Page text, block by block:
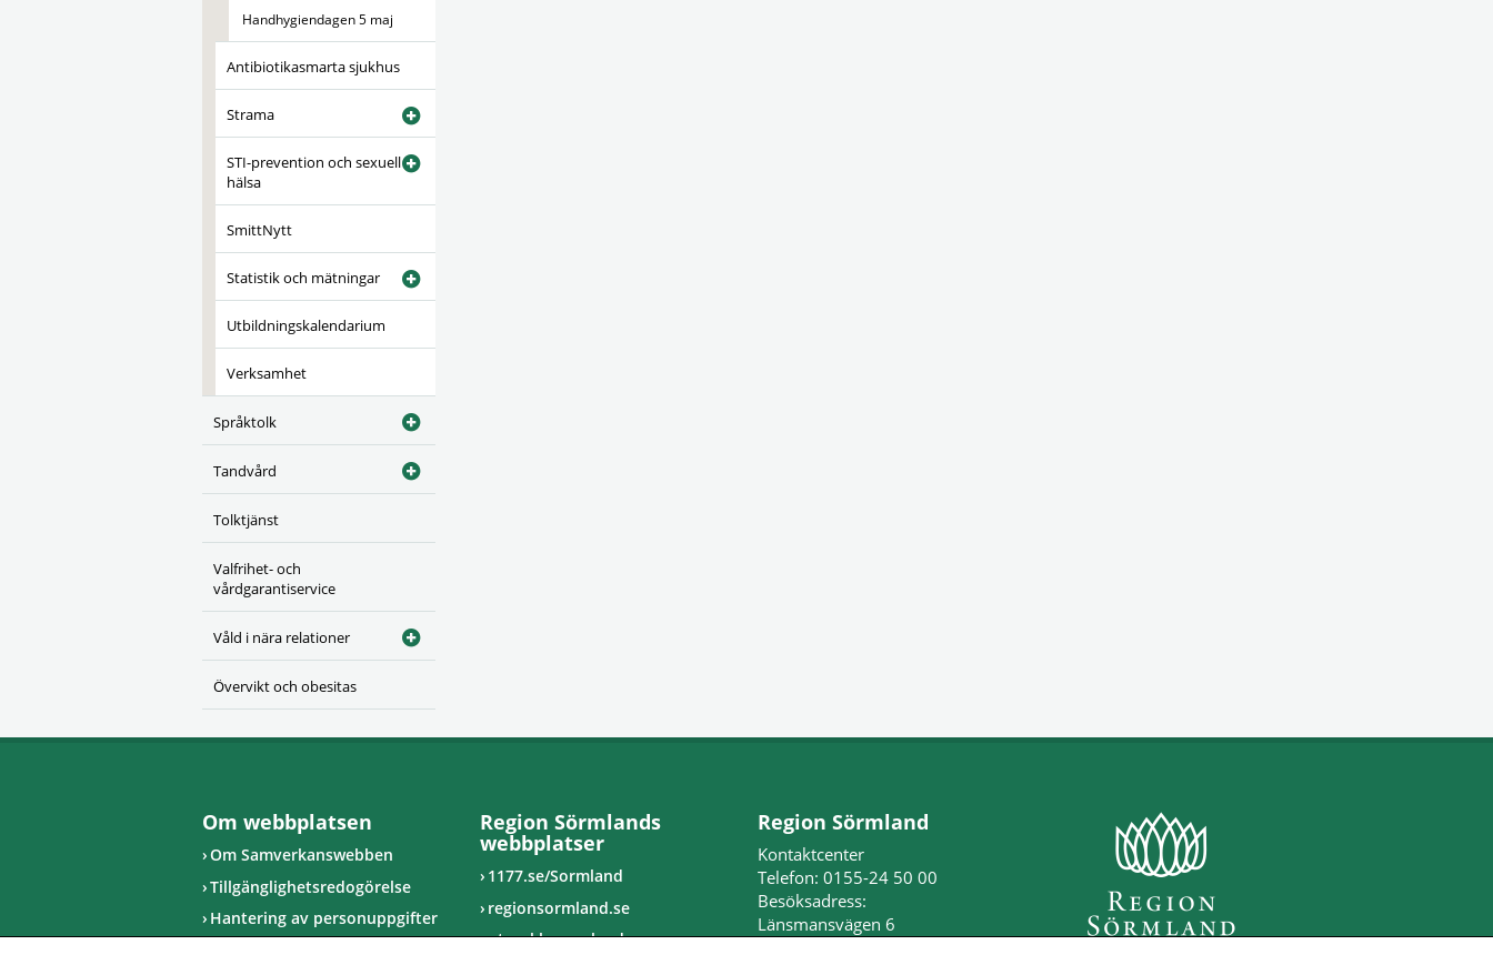
Handhygiendagen 5 maj
Antibiotikasmarta sjukhus
Strama
STI-prevention och sexuell
hälsa
SmittNytt
Statistik och mätningar
Utbildningskalendarium
Verksamhet
Språktolk
Tandvård
Tolktjänst
Valfrihet- och
vårdgarantiservice
Våld i nära relationer
Övervikt och obesitas
Om webbplatsen
Om Samverkanswebben
Tillgänglighetsredogörelse
Hantering av personuppgifter
Region Sörmlands
webbplatser
1177.se/Sormland
regionsormland.se
utvecklasormland.se
Region Sörmland
Kontaktcenter
Telefon: 0155-24 50 00
Besöksadress:
Länsmansvägen 6